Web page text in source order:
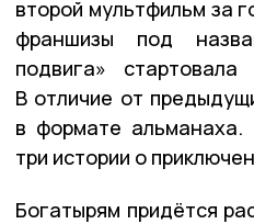
второй мультфильм за
франшизы под
подвига»
В отличие от
в формате альманаха.
три истории о
Богатырям придётся